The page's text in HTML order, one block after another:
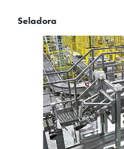
Seladora